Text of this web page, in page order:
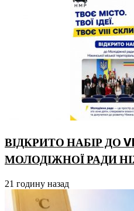
ВІДКРИТО НАБІР ДО
МОЛОДІЖНОЇ РАДИ
21 годину назад